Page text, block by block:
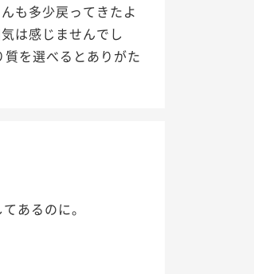
も多少戻ってきたよ
は感じませんでし
を選べるとありがた
あるのに。